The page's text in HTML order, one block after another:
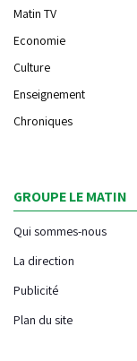
Matin TV
Economie
Culture
Enseignement
Chroniques
GROUPE LE MATIN
Qui sommes-nous
La direction
Publicité
Plan du site